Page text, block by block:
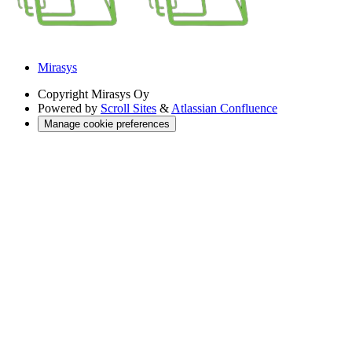
Mirasys
Copyright Mirasys Oy
Powered by Scroll Sites & Atlassian Confluence
Manage cookie preferences